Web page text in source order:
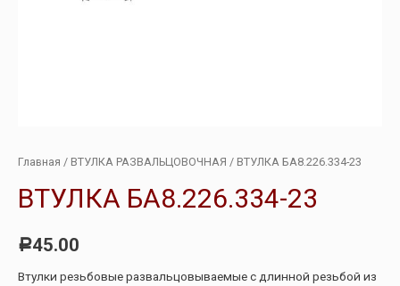
Главная / ВТУЛКА РАЗВАЛЬЦОВОЧНАЯ / ВТУЛКА БА8.226.334-23
ВТУЛКА БА8.226.334-23
Р45.00
Втулки резьбовые развальцовываемые с длинной резьбой из